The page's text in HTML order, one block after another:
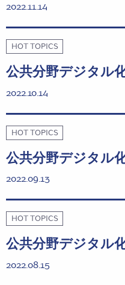
2022.11.14
HOT TOPICS
公共分野デジタル
2022.10.14
HOT TOPICS
公共分野デジタル
2022.09.13
HOT TOPICS
公共分野デジタル
2022.08.15